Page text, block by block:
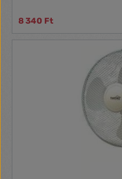
8 340 Ft